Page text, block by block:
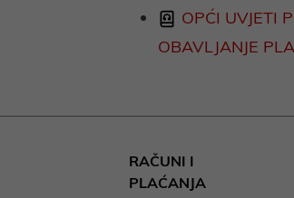
OPĆI UVJETI
OBAVLJANJE
RAČUNI I
PLAĆANJA